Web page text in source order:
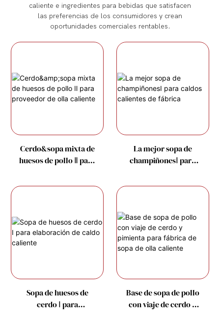
caliente e ingredientes para bebidas que satisfacen
las preferencias de los consumidores y crean
oportunidades comerciales rentables.
Cerdo&sopa mixta de
huesos de pollo Ⅱ para
caliente
La mejor sopa de
champiñonesⅠ para
fábrica
Sopa de huesos de
cerdo Ⅰ para
Base de sopa de pollo
con viaje de cerdo y